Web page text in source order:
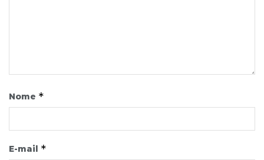
Nome *
E-mail *